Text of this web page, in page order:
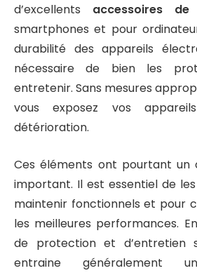
d’excellents accessoires de
smartphones et pour
durabilité des appareils
nécessaire de bien les
entretenir. Sans mesures
vous exposez vos
détérioration.
Ces éléments ont pourtant un
important. Il est essentiel de
maintenir fonctionnels et pour
les meilleures performances.
de protection et d’entretien
entraine généralement